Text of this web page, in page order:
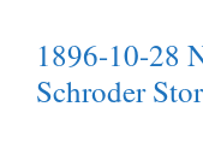
1896-10-28
Schroder